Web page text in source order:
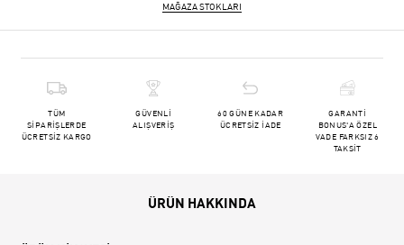
MAĞAZA STOKLARI
TÜM
SİPARİŞLERDE
ÜCRETSİZ KARGO
GÜVENLİ
ALIŞVERİŞ
60 GÜNE KADAR
ÜCRETSİZ İADE
GARANTİ
BONUS'A ÖZEL
VADE FARKSIZ 6
TAKSİT
ÜRÜN HAKKINDA